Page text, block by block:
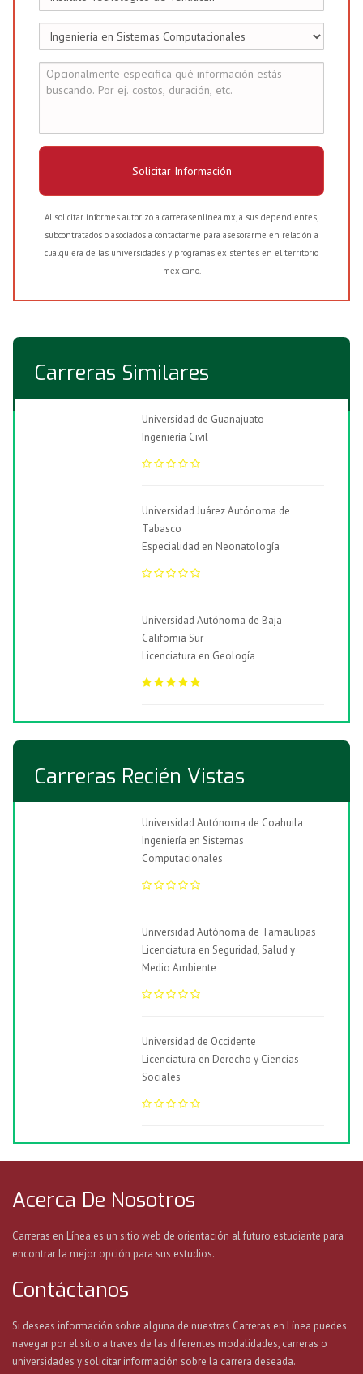
Solicitar Información
Al solicitar informes autorizo a carrerasenlinea.mx, a sus dependientes,
subcontratados o asociados a contactarme para asesorarme en relación a
cualquiera de las universidades y programas existentes en el territorio
mexicano.
Carreras Similares
Universidad de Guanajuato
Ingeniería Civil
Universidad Juárez Autónoma de
Tabasco
Especialidad en Neonatología
Universidad Autónoma de Baja
California Sur
Licenciatura en Geología
Carreras Recién Vistas
Universidad Autónoma de Coahuila
Ingeniería en Sistemas
Computacionales
Universidad Autónoma de Tamaulipas
Licenciatura en Seguridad, Salud y
Medio Ambiente
Universidad de Occidente
Licenciatura en Derecho y Ciencias
Sociales
Acerca De Nosotros
Carreras en Línea es un sitio web de orientación al futuro estudiante para
encontrar la mejor opción para sus estudios.
Contáctanos
Si deseas información sobre alguna de nuestras Carreras en Línea puedes
navegar por el sitio a traves de las diferentes modalidades, carreras o
universidades y solicitar información sobre la carrera deseada.